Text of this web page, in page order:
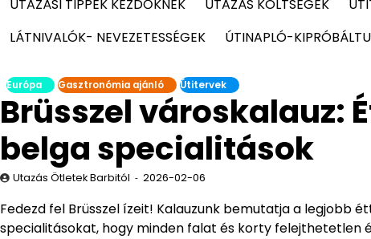
UTAZÁSI TIPPEK KEZDŐKNEK UTAZÁS KÖLTSÉGEK
LÁTNIVALÓK- NEVEZETESSÉGEK
ÚTINAPLÓ-
Európa Gasztronómia ajánló Útitervek
Brüsszel városkalauz:
belga specialitások
Utazás Ötletek Barbitól 2026-02-06
Fedezd fel Brüsszel ízeit! Kalauzunk bemutatja a legjobb
specialitásokat, hogy minden falat és korty felejthetetlen